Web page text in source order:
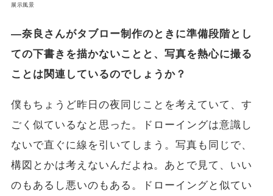
展示風景
―奈良さんがタブロー制作のときに準備段階とし
ての下書きを描かないことと、写真を熱心に撮る
ことは関連しているのでしょうか？
僕もちょうど昨日の夜同じことを考えていて、す
ごく似ているなと思った。ドローイングは意識し
ないで直ぐに線を引いてしまう。写真も同じで、
構図とかは考えないんだよね。あとで見て、いい
のもあるし悪いのもある。ドローイングと似てい